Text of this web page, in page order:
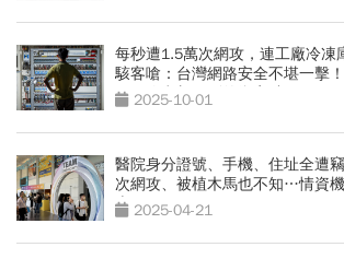
每秒遭1.5萬次網攻，連工廠冷凍
駭客嗆：台灣網路安全不堪一擊
——你意想不到的資安破口——
2025-10-01
醫院身分證號、手機、住址全遭
次網攻、被植木馬也不知…情資
上 2025-04-21